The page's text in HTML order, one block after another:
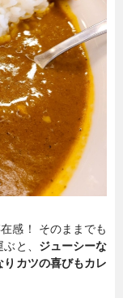
感！ そのままでも
と、 ジューシーな
カツの喜びもカレ